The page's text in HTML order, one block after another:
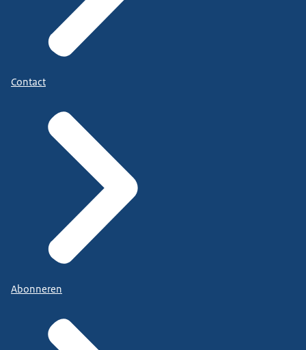
Contact
Abonneren